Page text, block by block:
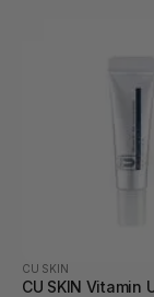
CU SKIN
CU SKIN Vitamin